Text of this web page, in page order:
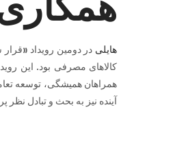
هایلی
کالاهای مصرفی بود. این رویداد از ۲۸ تا ۳۰ خردادماه ۱۴۰۵ برگزار شد و بستری مناسب برای تعامل، تبادل تجربه و گسترش
همراهان همیشگی، توسعه
آینده نیز به بحث و تبادل نظر